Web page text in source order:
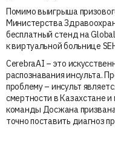
Помимо выигрыша
Министерства
бесплатный стенд на
к виртуальной больнице
CerebraAI – это
распознавания инсульта.
проблему – инсульт
смертности в Казахстане
команды Досжана
точно поставить диагноз